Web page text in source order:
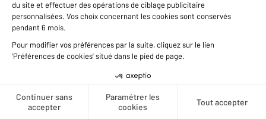
Créer une alerte
CENTURY 21 Immo-Conseil
44 avenue de Château-Gombert
MARSEILLE - 13013
Envoyer un message